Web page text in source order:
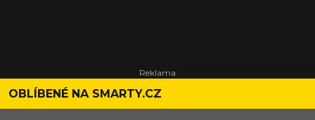
OBLÍBENÉ NA SMARTY.CZ